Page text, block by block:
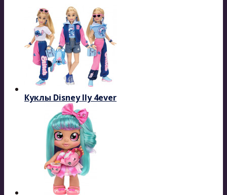
Куклы Disney Ily 4ever